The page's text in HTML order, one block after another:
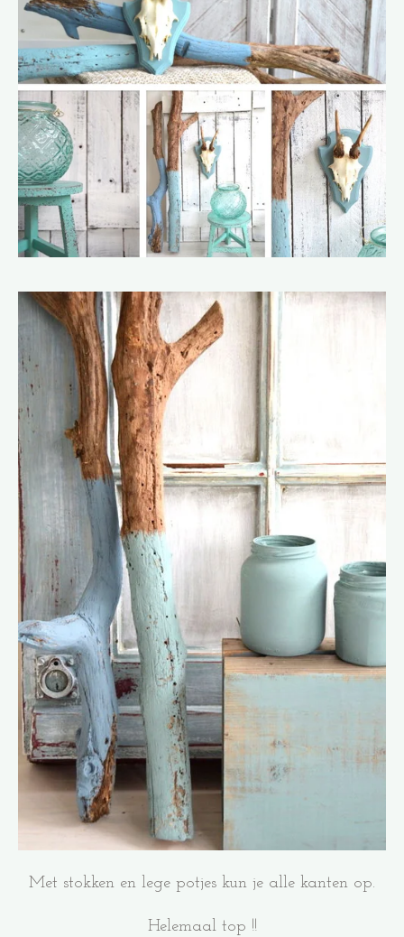
Met stokken en lege potjes kun je alle kanten op.
Helemaal top !!